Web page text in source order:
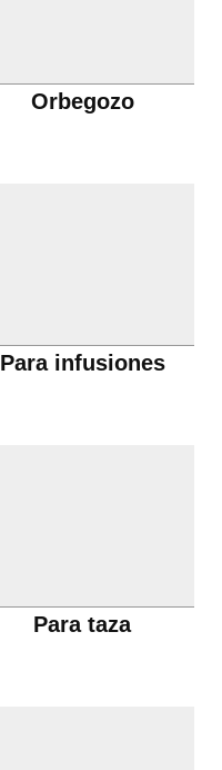
Orbegozo
Para infusiones
Para taza